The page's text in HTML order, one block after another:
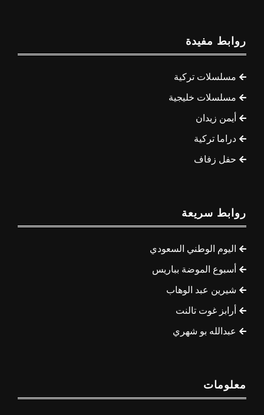
روابط مفيدة
مسلسلات تركية
مسلسلات خليجية
أيمن زيدان
دراما تركية
حفل زفاف
روابط سريعة
اليوم الوطني السعودي
أسبوع الموضة بباريس
شيرين عبد الوهاب
أرابز غوت تالنت
عبدالله بو شهري
معلومات